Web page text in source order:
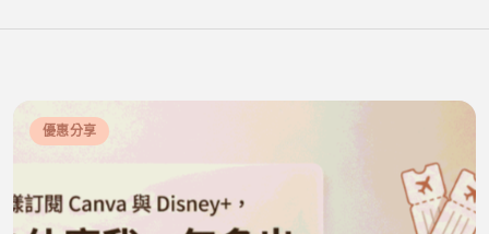
優惠分享